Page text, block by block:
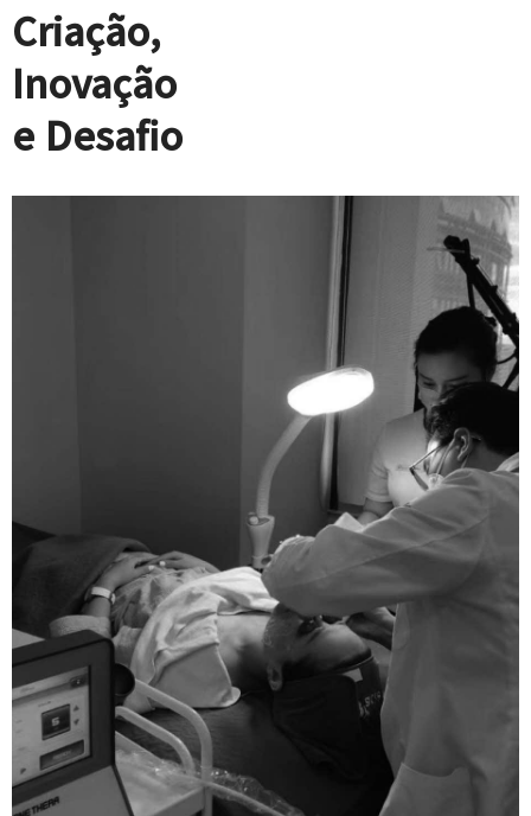
Criação,
Inovação
e Desafio